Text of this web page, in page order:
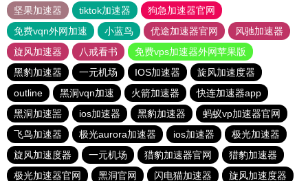
坚果加速器
tiktok加速器
狗急加速器官网
免费vqn外网加速
小蓝鸟 优途加速器官网
风驰加速器
旋风加速器
八戒看书
免费vps加速器外网苹果版
黑豹加速器
一元机场 IOS加速器
旋风加速度器
outline
黑洞vqn加速 火箭加速器
快连加速器app
黑洞加速噐
ios加速器 黑豹加速器
蚂蚁vp加速器官网
飞鸟加速器
极光aurora加速器 ios加速器
极光加速器
旋风加速度器
一元机场 猎豹加速器官网
猎豹加速器
极光加速器官网
黑洞官网 闪电猫加速器 旋风加速度器